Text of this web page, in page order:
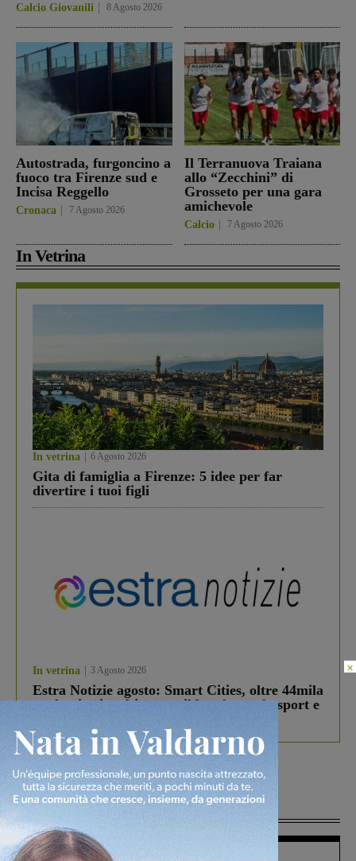
Calcio Giovanili 8 Agosto 2026
Autostrada, furgoncino a
fuoco tra Firenze sud e
Incisa Reggello
Cronaca 7 Agosto 2026
Il Terranuova Traiana
allo “Zecchini” di
Grosseto per una gara
amichevole
Calcio 7 Agosto 2026
In Vetrina
In vetrina 6 Agosto 2026
Gita di famiglia a Firenze: 5 idee per far
divertire i tuoi figli
In vetrina 3 Agosto 2026
Estra Notizie agosto: Smart Cities, oltre 44mila
studenti coinvolti, torna il bando per lo sport e
debutta il podcast Estrair
Più lette
×